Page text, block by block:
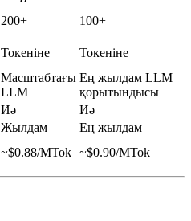
200+
100+
Токеніне Токеніне
Масштабтағы
LLM
Ең жылдам LLM
қорытындысы
Иә
Иә
Жылдам
Ең жылдам
~$0.88/MTok ~$0.90/MTok